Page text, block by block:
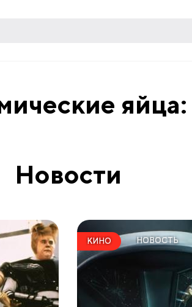
яйца:
Новости
КИНО НОВОСТЬ